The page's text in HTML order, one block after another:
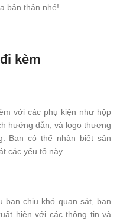
bản thân nhé!
kèm
với các phụ kiện như hộp
hướng dẫn, và logo thương
Bạn có thể nhận biết sản
các yếu tố này.
bạn chịu khó quan sát, bạn
hiện với các thông tin và